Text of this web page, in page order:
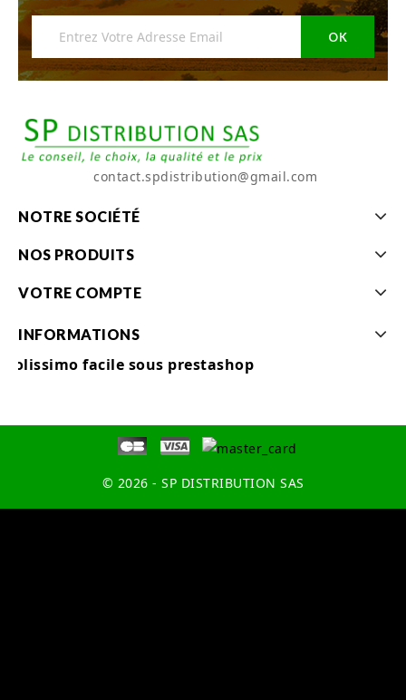
contact.spdistribution@gmail.com
NOTRE SOCIÉTÉ
NOS PRODUITS
VOTRE COMPTE
INFORMATIONS
Colissimo facile sous prestashop
© 2026 - SP DISTRIBUTION SAS